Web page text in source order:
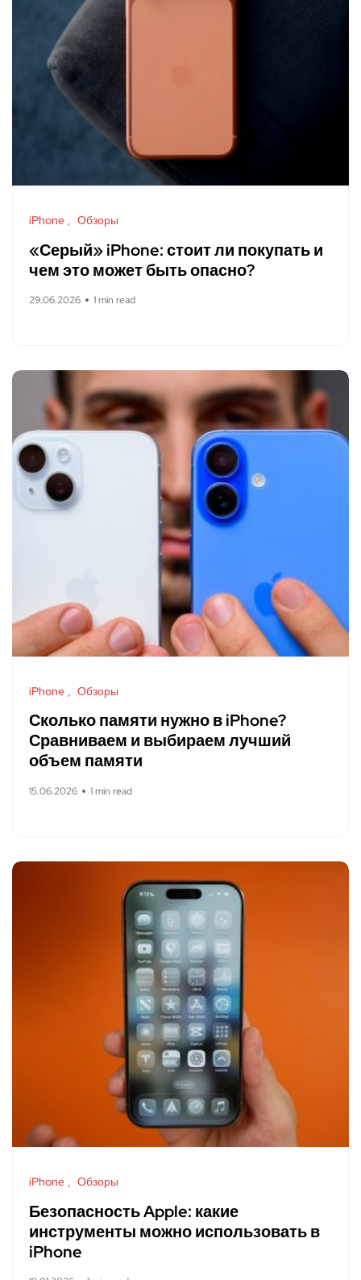
iPhone Обзоры
«Серый» iPhone: стоит ли покупать и
чем это может быть опасно?
29.06.2026 1 min read
iPhone Обзоры
Сколько памяти нужно в iPhone?
Сравниваем и выбираем лучший
объем памяти
15.06.2026 1 min read
iPhone Обзоры
Безопасность Apple: какие
инструменты можно использовать в
iPhone